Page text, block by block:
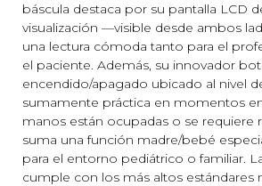
báscula destaca por su pantalla LCD
visualización —visible desde ambos
una lectura cómoda tanto para el
el paciente. Además, su innovador
encendido/apagado ubicado al nivel
sumamente práctica en momentos
manos están ocupadas o se requiere
suma una función madre/bebé
para el entorno pediátrico o familiar.
cumple con los más altos estándares